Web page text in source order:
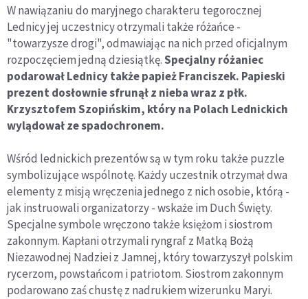
W nawiązaniu do maryjnego charakteru tegorocznej
Lednicy jej uczestnicy otrzymali także różańce -
"towarzysze drogi", odmawiając na nich przed oficjalnym
rozpoczęciem jedną dziesiątkę.Specjalny różaniec
podarował Lednicy także papież Franciszek. Papieski
prezent dosłownie sfrunął z nieba wraz z płk.
Krzysztofem Szopińskim, który na Polach Lednickich
wylądował ze spadochronem.
Wśród lednickich prezentów są w tym roku także puzzle
symbolizujące wspólnotę. Każdy uczestnik otrzymał dwa
elementy z misją wręczenia jednego z nich osobie, którą -
jak instruowali organizatorzy - wskaże im Duch Święty.
Specjalne symbole wręczono także księżom i siostrom
zakonnym. Kapłani otrzymali ryngraf z Matką Bożą
Niezawodnej Nadziei z Jamnej, który towarzyszył polskim
rycerzom, powstańcom i patriotom. Siostrom zakonnym
podarowano zaś chustę z nadrukiem wizerunku Maryi.